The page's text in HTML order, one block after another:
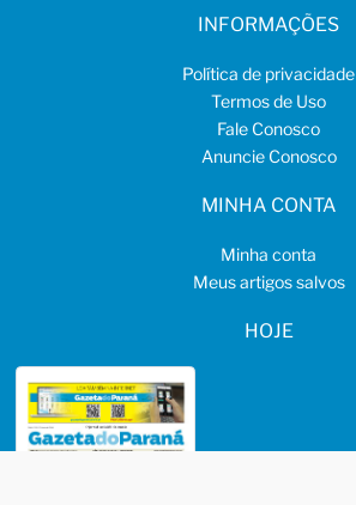
INFORMAÇÕES
Política de privacidade
Termos de Uso
Fale Conosco
Anuncie Conosco
MINHA CONTA
Minha conta
Meus artigos salvos
HOJE